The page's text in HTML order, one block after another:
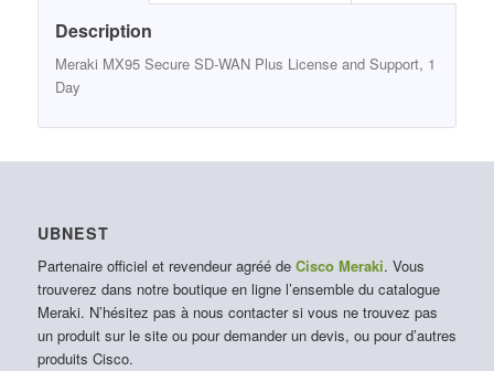
Description
Meraki MX95 Secure SD-WAN Plus License and Support, 1
Day
UBNEST
Partenaire officiel et revendeur agréé de Cisco Meraki. Vous
trouverez dans notre boutique en ligne l’ensemble du catalogue
Meraki. N’hésitez pas à nous contacter si vous ne trouvez pas
un produit sur le site ou pour demander un devis, ou pour d’autres
produits Cisco.